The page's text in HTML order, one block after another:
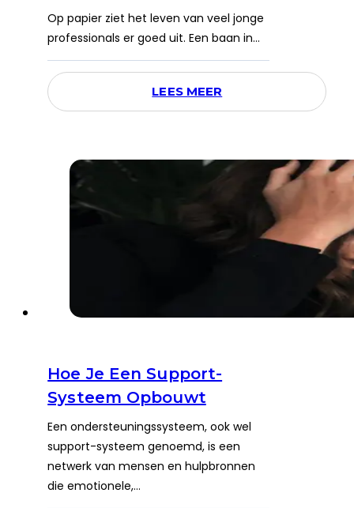
Op papier ziet het leven van veel jonge
professionals er goed uit. Een baan in…
LEES MEER
Hoe Je Een Support-
Systeem Opbouwt
Een ondersteuningssysteem, ook wel
support-systeem genoemd, is een
netwerk van mensen en hulpbronnen
die emotionele,…